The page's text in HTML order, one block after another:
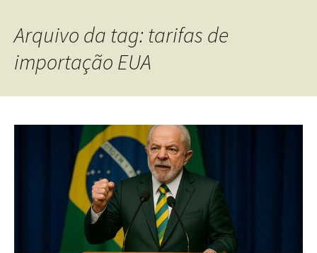
Arquivo da tag: tarifas de
importação EUA